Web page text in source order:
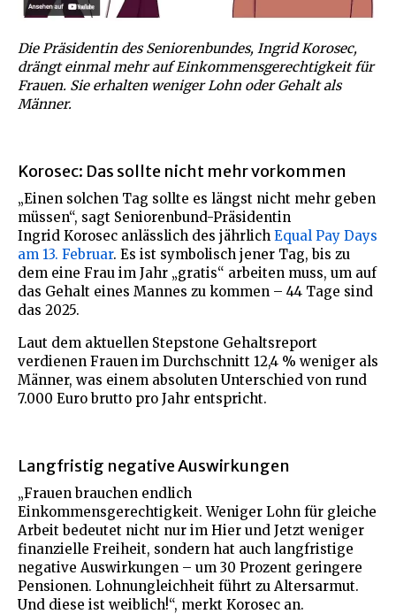
Die Präsidentin des Seniorenbundes, Ingrid Korosec,
drängt einmal mehr auf Einkommensgerechtigkeit für
Frauen. Sie erhalten weniger Lohn oder Gehalt als
Männer.
Korosec: Das sollte nicht mehr vorkommen
„Einen solchen Tag sollte es längst nicht mehr geben
müssen“, sagt Seniorenbund-Präsidentin
Ingrid Korosec anlässlich des jährlich Equal Pay Days
am 13. Februar. Es ist symbolisch jener Tag, bis zu
dem eine Frau im Jahr „gratis“ arbeiten muss, um auf
das Gehalt eines Mannes zu kommen – 44 Tage sind
das 2025.
Laut dem aktuellen Stepstone Gehaltsreport
verdienen Frauen im Durchschnitt 12,4 % weniger als
Männer, was einem absoluten Unterschied von rund
7.000 Euro brutto pro Jahr entspricht.
Langfristig negative Auswirkungen
„Frauen brauchen endlich
Einkommensgerechtigkeit. Weniger Lohn für gleiche
Arbeit bedeutet nicht nur im Hier und Jetzt weniger
finanzielle Freiheit, sondern hat auch langfristige
negative Auswirkungen – um 30 Prozent geringere
Pensionen. Lohnungleichheit führt zu Altersarmut.
Und diese ist weiblich!“, merkt Korosec an.